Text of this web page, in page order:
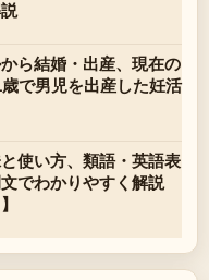
ら結婚・出産、現在の
で男児を出産した妊活
使い方、類語・英語表
でわかりやすく解説